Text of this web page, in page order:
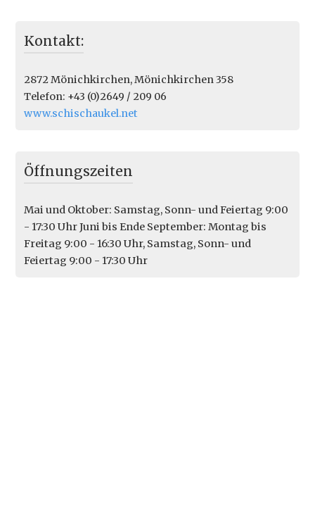
Kontakt:
2872 Mönichkirchen,Mönichkirchen 358
Telefon: +43 (0)2649 / 209 06
www.schischaukel.net
Öffnungszeiten
Mai und Oktober: Samstag, Sonn- und Feiertag 9:00
- 17:30 Uhr Juni bis Ende September: Montag bis
Freitag 9:00 - 16:30 Uhr, Samstag, Sonn- und
Feiertag 9:00 - 17:30 Uhr